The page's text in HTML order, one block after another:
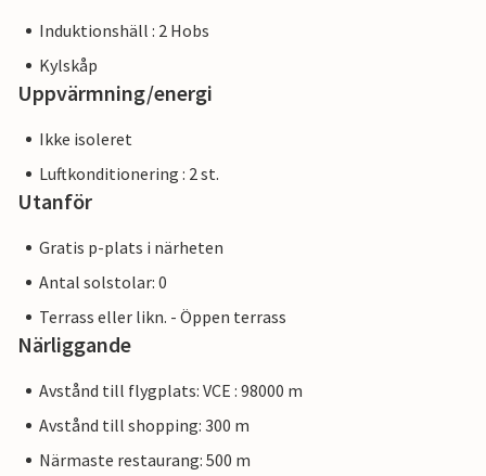
Induktionshäll : 2 Hobs
Kylskåp
Uppvärmning/energi
Ikke isoleret
Luftkonditionering : 2 st.
Utanför
Gratis p-plats i närheten
Antal solstolar: 0
Terrass eller likn. - Öppen terrass
Närliggande
Avstånd till flygplats: VCE : 98000 m
Avstånd till shopping: 300 m
Närmaste restaurang: 500 m